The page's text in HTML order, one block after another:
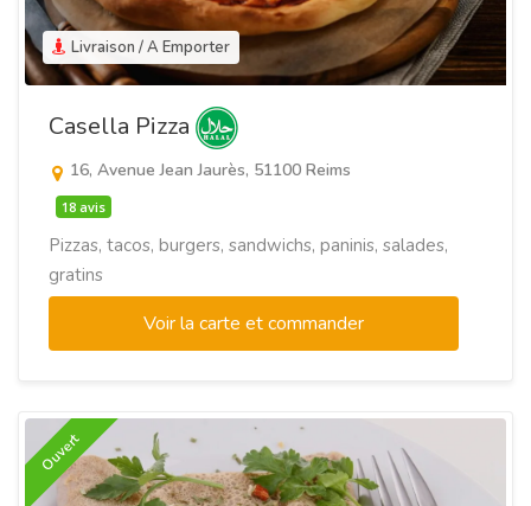
Livraison / A Emporter
Casella Pizza
16, Avenue Jean Jaurès, 51100 Reims
18 avis
Pizzas, tacos, burgers, sandwichs, paninis, salades,
gratins
Voir la carte et commander
Ouvert